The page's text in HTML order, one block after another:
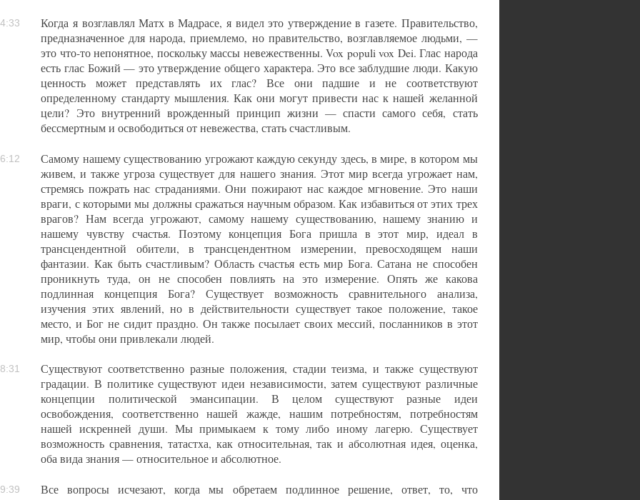
Когда я возглавлял Матх в Мадрасе, я видел это утверждение в газете. Правительство,
предназначенное для народа, приемлемо, но правительство, возглавляемое людьми, —
это что-то непонятное, поскольку массы невежественны. Vox populi vox Dei. Глас народа
есть глас Божий — это утверждение общего характера. Это все заблудшие люди. Какую
ценность может представлять их глас? Все они падшие и не соответствуют
определенному стандарту мышления. Как они могут привести нас к нашей желанной
цели? Это внутренний врожденный принцип жизни — спасти самого себя, стать
бессмертным и освободиться от невежества, стать счастливым.
Самому нашему существованию угрожают каждую секунду здесь, в мире, в котором мы
живем, и также угроза существует для нашего знания. Этот мир всегда угрожает нам,
стремясь пожрать нас страданиями. Они пожирают нас каждое мгновение. Это наши
враги, с которыми мы должны сражаться научным образом. Как избавиться от этих трех
врагов? Нам всегда угрожают, самому нашему существованию, нашему знанию и
нашему чувству счастья. Поэтому концепция Бога пришла в этот мир, идеал в
трансцендентной обители, в трансцендентном измерении, превосходящем наши
фантазии. Как быть счастливым? Область счастья есть мир Бога. Сатана не способен
проникнуть туда, он не способен повлиять на это измерение. Опять же какова
подлинная концепция Бога? Существует возможность сравнительного анализа,
изучения этих явлений, но в действительности существует такое положение, такое
место, и Бог не сидит праздно. Он также посылает своих мессий, посланников в этот
мир, чтобы они привлекали людей.
Существуют соответственно разные положения, стадии теизма, и также существуют
градации. В политике существуют идеи независимости, затем существуют различные
концепции политической эмансипации. В целом существуют разные идеи
освобождения, соответственно нашей жажде, нашим потребностям, потребностям
нашей искренней души. Мы примыкаем к тому либо иному лагерю. Существует
возможность сравнения, татастха, как относительная, так и абсолютная идея, оценка,
оба вида знания — относительное и абсолютное.
Все вопросы исчезают, когда мы обретаем подлинное решение, ответ, то, что